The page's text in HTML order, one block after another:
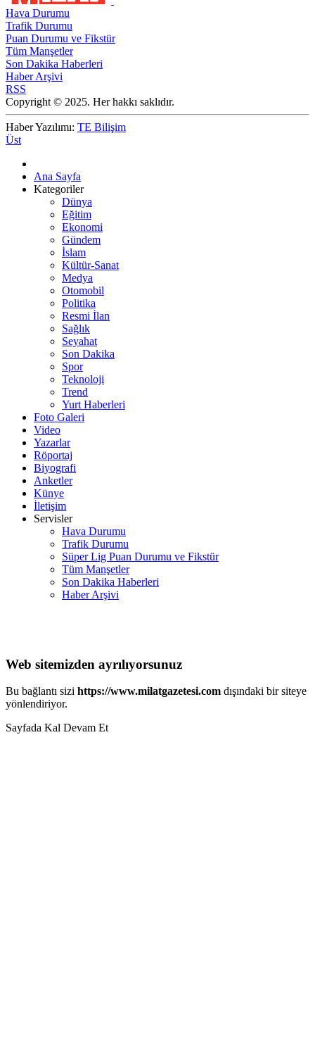
Hava Durumu
Trafik Durumu
Puan Durumu ve Fikstür
Tüm Manşetler
Son Dakika Haberleri
Haber Arşivi
RSS
Copyright © 2025. Her hakkı saklıdır.
Haber Yazılımı: TE Bilişim
Üst
Ana Sayfa
Kategoriler
Dünya
Eğitim
Ekonomi
Gündem
İslam
Kültür-Sanat
Medya
Otomobil
Politika
Resmi İlan
Sağlık
Seyahat
Son Dakika
Spor
Teknoloji
Trend
Yurt Haberleri
Foto Galeri
Video
Yazarlar
Röportaj
Biyografi
Anketler
Künye
İletişim
Servisler
Hava Durumu
Trafik Durumu
Süper Lig Puan Durumu ve Fikstür
Tüm Manşetler
Son Dakika Haberleri
Haber Arşivi
Web sitemizden ayrılıyorsunuz
Bu bağlantı sizi https://www.milatgazetesi.com dışındaki bir siteye
yönlendiriyor.
Sayfada Kal Devam Et